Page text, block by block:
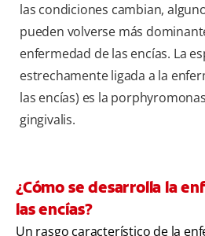
las condiciones cambian,
pueden volverse más
enfermedad de las encías. La
estrechamente ligada a la
las encías) es la
gingivalis.
¿Cómo se desarrolla la
las encías?
Un rasgo característico de la